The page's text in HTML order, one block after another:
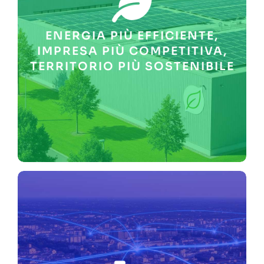
ENERGIA PIÙ EFFICIENTE,
IMPRESA PIÙ COMPETITIVA,
TERRITORIO PIÙ SOSTENIBILE
DIMINUIRE L’IMPATTO
AMBIENTALE, CONTENERE I
COSTI ENERGETICI,
CONDIVIDERE I BENEFICI.
Aiutiamo le PMI e i territori a
ridurre e stabilizzare i costi
energetici in bolletta,
rafforzandone l’autonomia
operativa. Contribuiamo alla
MODELLI ENERGETICI SU
MISURA CON NOSTRI
INVESTIMENTI DIRETTI E
RISPARMIO IN BOLLETTA